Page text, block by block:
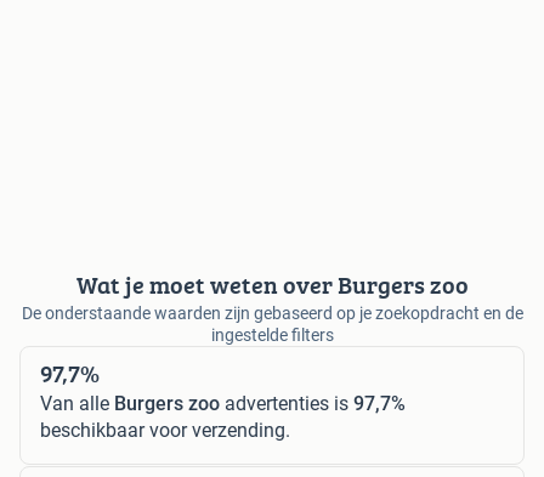
Wat je moet weten over Burgers zoo
De onderstaande waarden zijn gebaseerd op je zoekopdracht en de
ingestelde filters
97,7%
Van alle Burgers zoo advertenties is 97,7%
beschikbaar voor verzending.